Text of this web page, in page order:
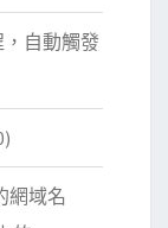
自動觸發
網域名